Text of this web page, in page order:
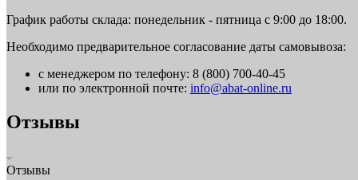
График работы склада: понедельник - пятница с 9:00 до 18:00.
Необходимо предварительное согласование даты самовывоза:
с менеджером по телефону: 8 (800) 700-40-45
или по электронной почте: info@abat-online.ru
Отзывы
Отзывы